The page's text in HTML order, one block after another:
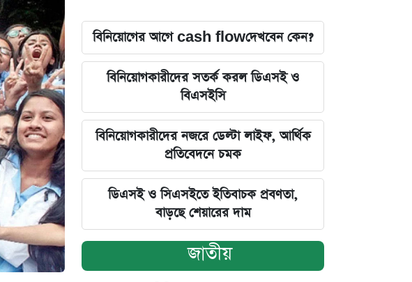
বিনিয়োগের আগে cash flowদেখবেন কেন?
বিনিয়োগকারীদের সতর্ক করল ডিএসই ও
বিএসইসি
বিনিয়োগকারীদের নজরে ডেল্টা লাইফ, আর্থিক
প্রতিবেদনে চমক
ডিএসই ও সিএসইতে ইতিবাচক প্রবণতা,
বাড়ছে শেয়ারের দাম
জাতীয়